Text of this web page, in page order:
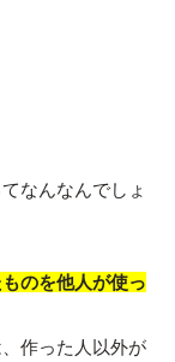
なんなんでしょ
のを他人が使っ
作った人以外が